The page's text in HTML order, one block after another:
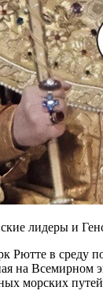
лидеры и
Рютте в среду
на Всемирном
морских